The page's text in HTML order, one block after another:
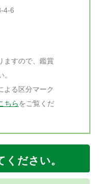
4-6
ますので、鑑賞
よる区分マーク
ちらをご覧くだ
ください。